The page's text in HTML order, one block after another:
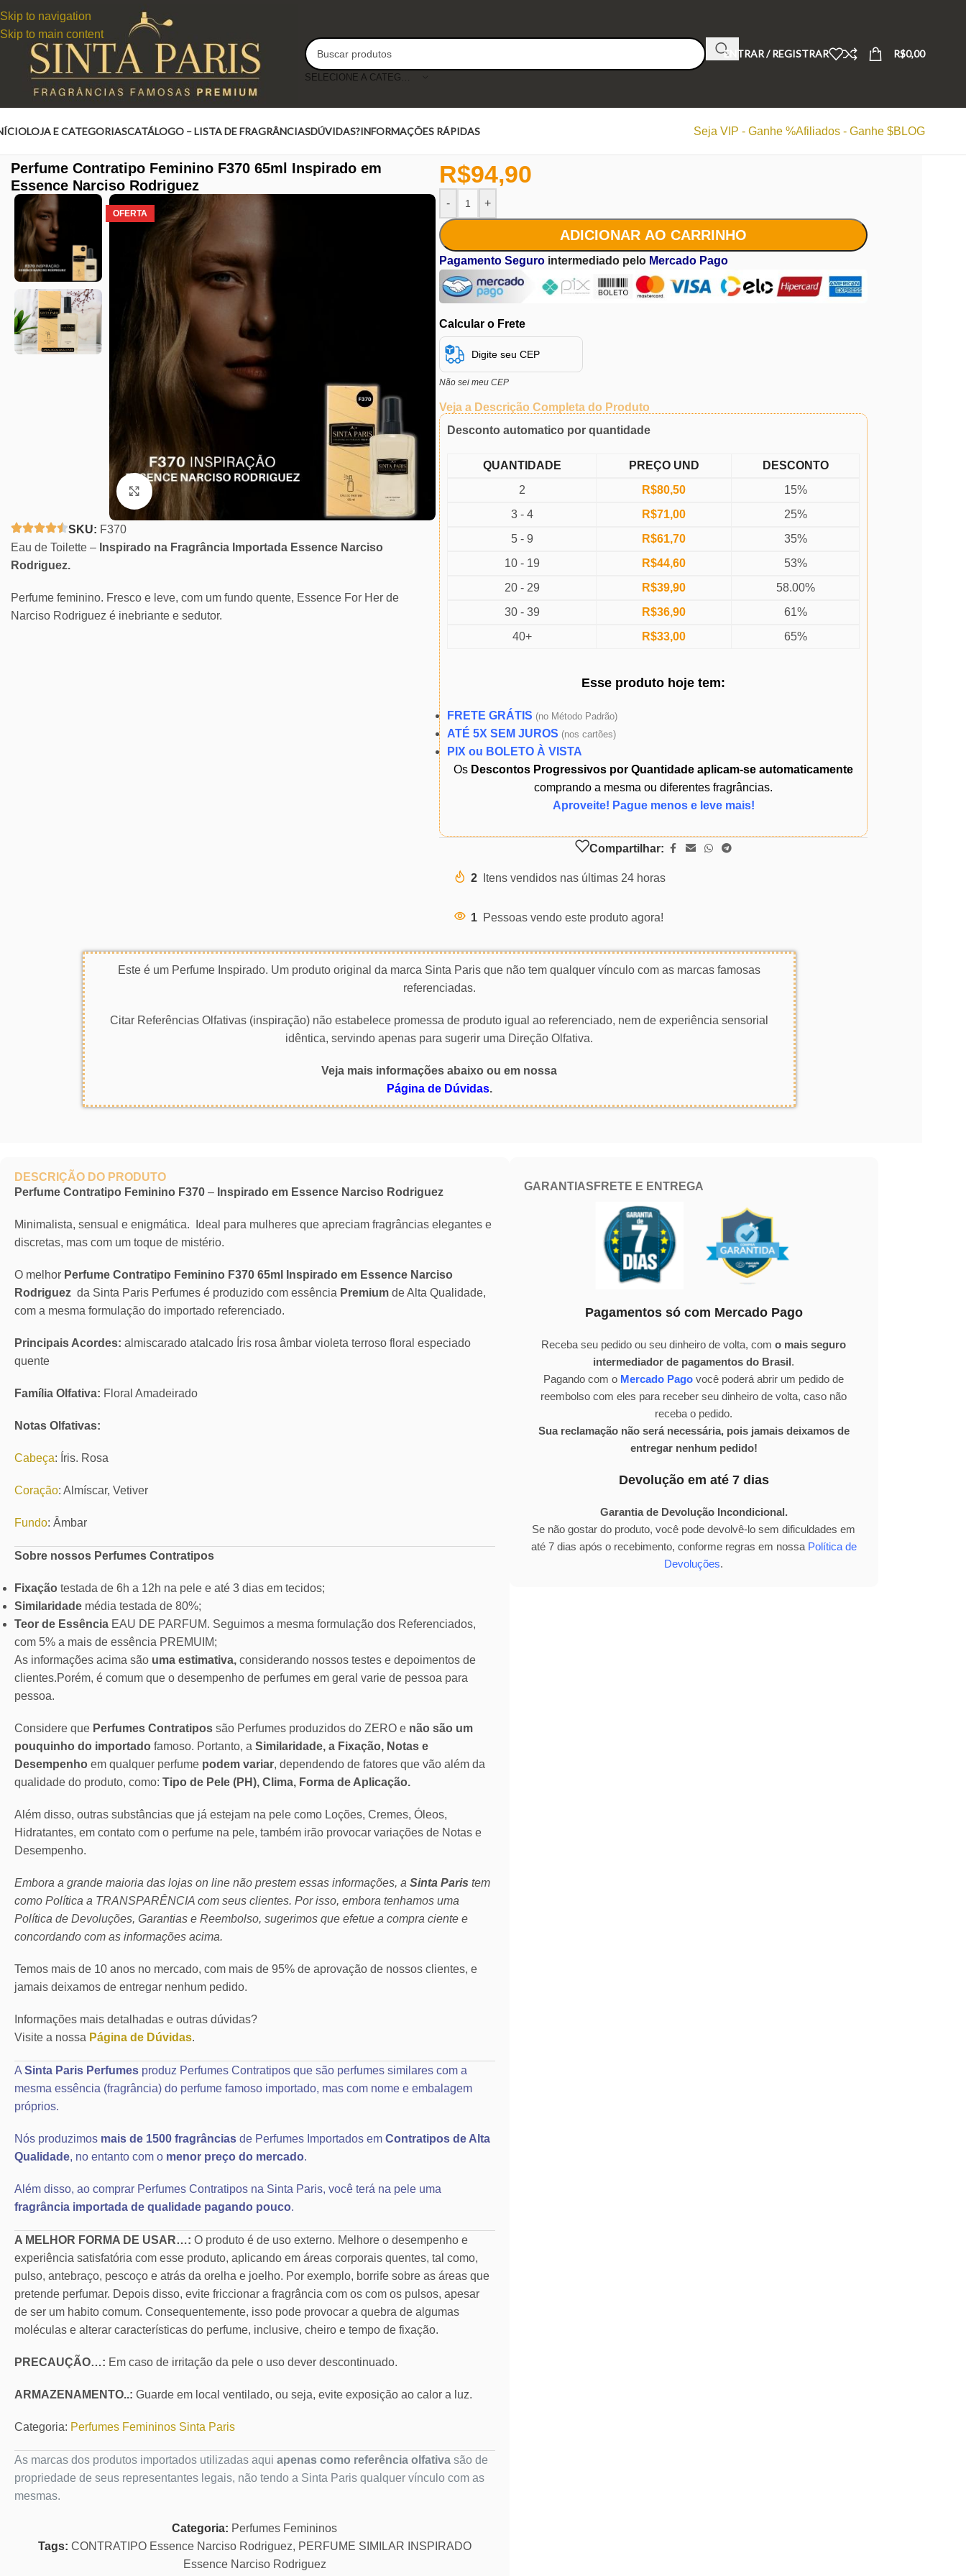
Skip to navigation
Skip to main content
SELECIONE A CATEGORIA
ENTRAR / REGISTRAR R$0,00
LOJA E CATEGORIASCATÁLOGO – LISTA DE FRAGRÂNCIASDÚVIDAS?INFORMAÇÕES RÁPIDAS Seja VIP - Ganhe %Afiliados - Ganhe $BLOG
Perfume Contratipo Feminino F370 65ml Inspirado em
Essence Narciso Rodriguez
OFERTA
Clique para ampliar
SKU: F370
Eau de Toilette – Inspirado na Fragrância Importada Essence Narciso
Rodriguez.
Perfume feminino. Fresco e leve, com um fundo quente, Essence For Her de
Narciso Rodriguez é inebriante e sedutor.
R$94,90
- +
ADICIONAR AO CARRINHO
Pagamento Seguro intermediado pelo Mercado Pago
Calcular o Frete
Não sei meu CEP
Veja a Descrição Completa do Produto
Desconto automatico por quantidade
QUANTIDADE PREÇO UND
DESCONTO
2
R$80,50
15%
3 - 4
R$71,00
25%
5 - 9
R$61,70
35%
10 - 19
R$44,60
53%
20 - 29
R$39,90
58.00%
30 - 39
R$36,90
61%
40+
R$33,00 65%
Esse produto hoje tem:
FRETE GRÁTIS (no Método Padrão)
ATÉ 5X SEM JUROS (nos cartões)
PIX ou BOLETO À VISTA
Os Descontos Progressivos por Quantidade aplicam-se automaticamente
comprando a mesma ou diferentes fragrâncias.
Aproveite! Pague menos e leve mais!
Compartilhar:
2 Itens vendidos nas últimas 24 horas
1 Pessoas vendo este produto agora!
Este é um Perfume Inspirado. Um produto original da marca Sinta Paris que não tem qualquer vínculo com as marcas famosas
referenciadas.
Citar Referências Olfativas (inspiração) não estabelece promessa de produto igual ao referenciado, nem de experiência sensorial
idêntica, servindo apenas para sugerir uma Direção Olfativa.
Veja mais informações abaixo ou em nossa
Página de Dúvidas.
DESCRIÇÃO DO PRODUTO
Perfume Contratipo Feminino F370 – Inspirado em Essence Narciso Rodriguez
Minimalista, sensual e enigmática. Ideal para mulheres que apreciam fragrâncias elegantes e
discretas, mas com um toque de mistério.
O melhor Perfume Contratipo Feminino F370 65ml Inspirado em Essence Narciso
Rodriguez da Sinta Paris Perfumes é produzido com essência Premium de Alta Qualidade,
com a mesma formulação do importado referenciado.
Principais Acordes: almiscarado atalcado Íris rosa âmbar violeta terroso floral especiado
quente
Família Olfativa: Floral Amadeirado
Notas Olfativas:
Cabeça: Íris. Rosa
Coração: Almíscar, Vetiver
Fundo: Âmbar
Sobre nossos Perfumes Contratipos
Fixação testada de 6h a 12h na pele e até 3 dias em tecidos;
Similaridade média testada de 80%;
Teor de Essência EAU DE PARFUM. Seguimos a mesma formulação dos Referenciados,
com 5% a mais de essência PREMUIM;
As informações acima são uma estimativa, considerando nossos testes e depoimentos de
clientes.Porém, é comum que o desempenho de perfumes em geral varie de pessoa para
pessoa.
Considere que Perfumes Contratipos são Perfumes produzidos do ZERO e não são um
pouquinho do importado famoso. Portanto, a Similaridade, a Fixação, Notas e
Desempenho em qualquer perfume podem variar, dependendo de fatores que vão além da
qualidade do produto, como: Tipo de Pele (PH), Clima, Forma de Aplicação.
Além disso, outras substâncias que já estejam na pele como Loções, Cremes, Óleos,
Hidratantes, em contato com o perfume na pele, também irão provocar variações de Notas e
Desempenho.
Embora a grande maioria das lojas on line não prestem essas informações, a Sinta Paris tem
como Política a TRANSPARÊNCIA com seus clientes. Por isso, embora tenhamos uma
Política de Devoluções, Garantias e Reembolso, sugerimos que efetue a compra ciente e
concordando com as informações acima.
Temos mais de 10 anos no mercado, com mais de 95% de aprovação de nossos clientes, e
jamais deixamos de entregar nenhum pedido.
Informações mais detalhadas e outras dúvidas?
Visite a nossa Página de Dúvidas.
A Sinta Paris Perfumes produz Perfumes Contratipos que são perfumes similares com a
mesma essência (fragrância) do perfume famoso importado, mas com nome e embalagem
próprios.
Nós produzimos mais de 1500 fragrâncias de Perfumes Importados em Contratipos de Alta
Qualidade, no entanto com o menor preço do mercado.
Além disso, ao comprar Perfumes Contratipos na Sinta Paris, você terá na pele uma
fragrância importada de qualidade pagando pouco.
A MELHOR FORMA DE USAR…: O produto é de uso externo. Melhore o desempenho e
experiência satisfatória com esse produto, aplicando em áreas corporais quentes, tal como,
pulso, antebraço, pescoço e atrás da orelha e joelho. Por exemplo, borrife sobre as áreas que
pretende perfumar. Depois disso, evite friccionar a fragrância com os com os pulsos, apesar
de ser um habito comum. Consequentemente, isso pode provocar a quebra de algumas
moléculas e alterar características do perfume, inclusive, cheiro e tempo de fixação.
PRECAUÇÃO…: Em caso de irritação da pele o uso dever descontinuado.
ARMAZENAMENTO..: Guarde em local ventilado, ou seja, evite exposição ao calor a luz.
Categoria: Perfumes Femininos Sinta Paris
As marcas dos produtos importados utilizadas aqui apenas como referência olfativa são de
propriedade de seus representantes legais, não tendo a Sinta Paris qualquer vínculo com as
mesmas.
Categoria: Perfumes Femininos
Tags: CONTRATIPO Essence Narciso Rodriguez, PERFUME SIMILAR INSPIRADO
Essence Narciso Rodriguez
GARANTIAS FRETE E ENTREGA
Pagamentos só com Mercado Pago
Receba seu pedido ou seu dinheiro de volta, como mais seguro
intermediador de pagamentos do Brasil.
Pagando com o Mercado Pago você poderá abrir um pedido de
reembolso com eles para receber seu dinheiro de volta, caso não
receba o pedido.
Sua reclamação não será necessária, pois jamais deixamos de
entregar nenhum pedido!
Devolução em até 7 dias
Garantia de Devolução Incondicional.
Se não gostar do produto, você pode devolvê-lo sem dificuldades em
até 7 dias após o recebimento, conforme regras em nossa Política de
Devoluções.